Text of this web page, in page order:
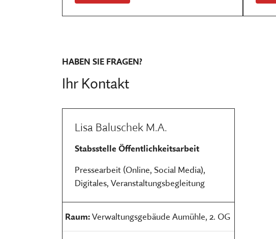
Ihr Kontakt
HABEN SIE FRAGEN?
Lisa Baluschek M.A.
Stabsstelle Öffentlichkeitsarbeit
Pressearbeit (Online, Social Media),
Digitales, Veranstaltungsbegleitung
Raum:Verwaltungsgebäude Aumühle, 2. OG